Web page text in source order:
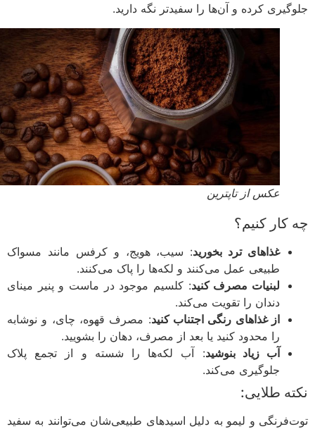
کرده و آن‌ها را سفیدتر نگه دارید.
عکس از تاپترین
کنیم؟
غذاهای ترد بخورید: سیب، هویج، و کرفس مانند مسواک
طبیعی عمل می‌کنند و لکه‌ها را پاک می‌کنند.
لبنیات مصرف کنید : کلسیم موجود در ماست و پنیر مینای
دندان را تقویت می‌کند.
از غذاهای رنگی اجتناب کنید : مصرف قهوه، چای، و نوشابه
را محدود کنید یا بعد از مصرف، دهان را بشویید.
آب زیاد بنوشید: آب لکه‌ها را شسته و از تجمع پلاک
جلوگیری می‌کند.
طلایی:
و لیمو به دلیل اسیدهای طبیعی‌شان می‌توانند به سفید